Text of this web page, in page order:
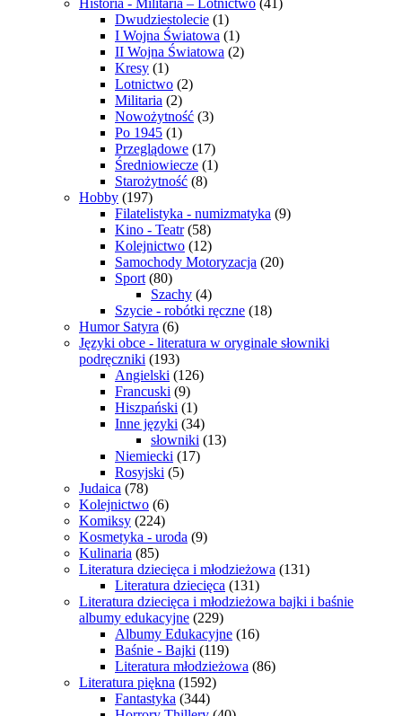
Historia - Militaria – Lotnictwo (41)
Dwudziestolecie (1)
I Wojna Światowa (1)
II Wojna Światowa (2)
Kresy (1)
Lotnictwo (2)
Militaria (2)
Nowożytność (3)
Po 1945 (1)
Przeglądowe (17)
Średniowiecze (1)
Starożytność (8)
Hobby (197)
Filatelistyka - numizmatyka (9)
Kino - Teatr (58)
Kolejnictwo (12)
Samochody Motoryzacja (20)
Sport (80)
Szachy (4)
Szycie - robótki ręczne (18)
Humor Satyra (6)
Języki obce - literatura w oryginale słowniki
podręczniki (193)
Angielski (126)
Francuski (9)
Hiszpański (1)
Inne języki (34)
słowniki (13)
Niemiecki (17)
Rosyjski (5)
Judaica (78)
Kolejnictwo (6)
Komiksy (224)
Kosmetyka - uroda (9)
Kulinaria (85)
Literatura dziecięca i młodzieżowa (131)
Literatura dziecięca (131)
Literatura dziecięca i młodzieżowa bajki i baśnie
albumy edukacyjne (229)
Albumy Edukacyjne (16)
Baśnie - Bajki (119)
Literatura młodzieżowa (86)
Literatura piękna (1592)
Fantastyka (344)